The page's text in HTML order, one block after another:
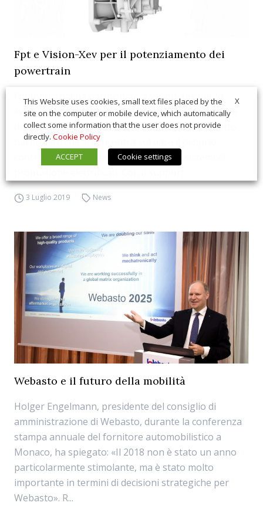
Fpt e Vision-Xev per il potenziamento dei
powertrain
Fpt Industrial ha partecipato a Vision-Xev per lo
sviluppo di powertrain elettrificati Fpt Industrial ha
deciso di prendere parte a Vision-Xev. Un progetto
particolare che si concentra sul dare il proprio
contributo al progresso di tutti i tipi di sistemi di
3 Luglio 2019 News
Webasto e il futuro della mobilità
Holger Engelmann, presidente del consiglio di
amministrazione di Webasto, durante la conferenza
stampa annuale del fornitore automobilistico a
Monaco, ha spiegato: «Il 2018 non è stato un anno
particolarmente stimolante, ma è stato molto
importante in termini di decisioni strategiche per
Webasto». R...
X
This Website uses cookies, small text files placed by the
site on the computer or mobile device, which automatically
collect some information that the user does not provide
directly. Cookie Policy
ACCEPT
Cookie settings